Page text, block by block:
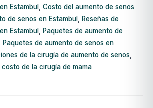
Estambul
Costo del aumento de senos
de senos en Estambul
Reseñas de
Estambul
Paquetes de aumento de
Paquetes de aumento de senos en
de la cirugía de aumento de senos
costo de la cirugía de mama